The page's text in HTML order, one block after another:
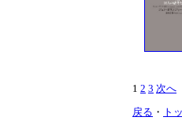
1 2 3 次へ
戻る ・ ト